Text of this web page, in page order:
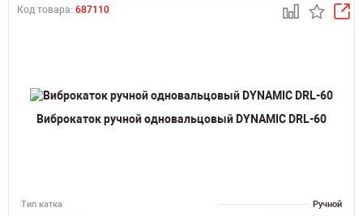
Код товара: 687110
Виброкаток ручной одновальцовый DYNAMIC DRL-60
Тип катка
Ручной